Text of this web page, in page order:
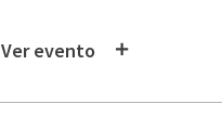
Ver evento